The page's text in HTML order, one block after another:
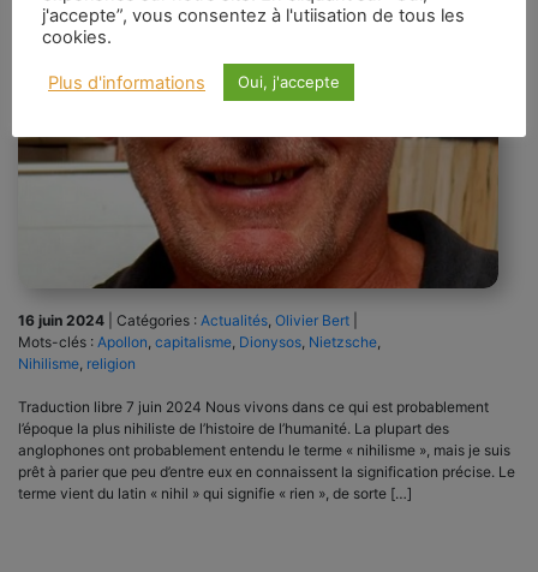
16 juin 2024 Catégories : Actualités, Olivier Bert
Mots-clés : Apollon, capitalisme, Dionysos, Nietzsche,
Nihilisme, religion
Traduction libre 7 juin 2024 Nous vivons dans ce qui est probablement
l’époque la plus nihiliste de l’histoire de l’humanité. La plupart des
anglophones ont probablement entendu le terme « nihilisme », mais je suis
prêt à parier que peu d’entre eux en connaissent la signification précise. Le
terme vient du latin « nihil » qui signifie « rien », de sorte […]
j'accepte”, vous consentez à l'utiisation de tous les
cookies.
Plus d'informations Oui, j'accepte